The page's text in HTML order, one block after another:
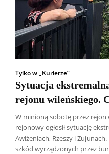
Tylko w „Kurierze”
Sytuacja
rejonu wileńskiego.
W minioną sobotę przez rejon
rejonowy ogłosił sytuację
Awiżeniach, Rzeszy i
szkód wyrządzonych przez